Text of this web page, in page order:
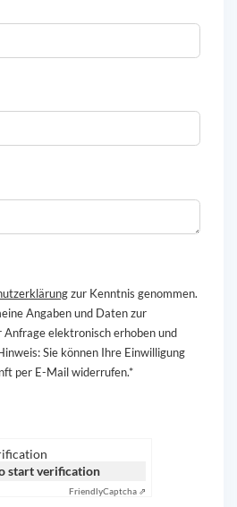
zur Kenntnis genommen.
Angaben und Daten zur
elektronisch erhoben und
Sie können Ihre Einwilligung
per E-Mail widerrufen.*
start verification
FriendlyCaptcha ⇗